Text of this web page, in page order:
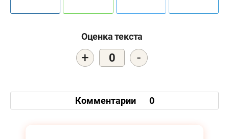
Оценка текста
+ 0 -
Комментарии 0